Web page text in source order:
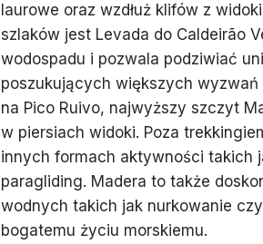
laurowe oraz wzdłuż klifów z
szlaków jest Levada do Caldeirão
wodospadu i pozwala podziwiać
poszukujących większych
na Pico Ruivo, najwyższy szczyt
w piersiach widoki. Poza
innych formach aktywności takich
paragliding. Madera to także
wodnych takich jak nurkowanie
bogatemu życiu morskiemu.